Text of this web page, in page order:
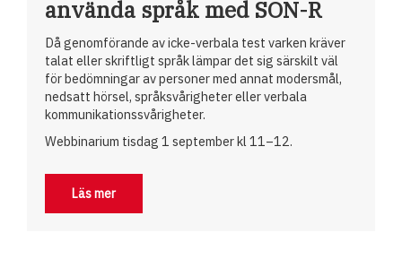
använda språk med SON-R
Då genomförande av icke-verbala test varken kräver
talat eller skriftligt språk lämpar det sig särskilt väl
för bedömningar av personer med annat modersmål,
nedsatt hörsel, språksvårigheter eller verbala
kommunikationssvårigheter.
Webbinarium tisdag 1 september kl 11–12.
Läs mer